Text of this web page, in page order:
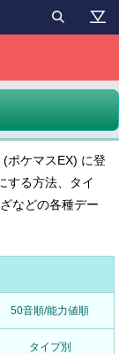
ポケマスEX) に登
する方法、タイ
などの各種デー
50音順/能力値順
タイプ別